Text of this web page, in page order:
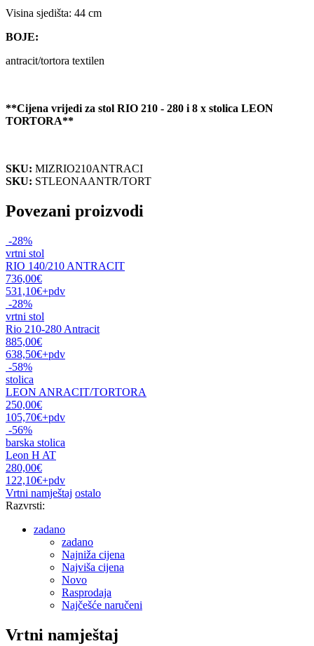
Visina sjedišta: 44 cm
BOJE:
antracit/tortora textilen
**Cijena vrijedi za stol RIO 210 - 280 i 8 x stolica LEON
TORTORA**
SKU: MIZRIO210ANTRACI
SKU: STLEONAANTR/TORT
Povezani proizvodi
-28%
vrtni stol
RIO 140/210 ANTRACIT
736,00€
531,10€+pdv
-28%
vrtni stol
Rio 210-280 Antracit
885,00€
638,50€+pdv
-58%
stolica
LEON ANRACIT/TORTORA
250,00€
105,70€+pdv
-56%
barska stolica
Leon H AT
280,00€
122,10€+pdv
Vrtni namještaj ostalo
Razvrsti:
zadano
zadano
Najniža cijena
Najviša cijena
Novo
Rasprodaja
Najčešće naručeni
Vrtni namještaj